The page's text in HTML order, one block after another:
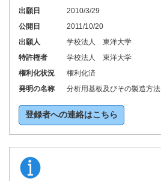
出願日
2010/3/29
公開日
2011/10/20
出願人
学校法人 東洋大学
特許権者
学校法人 東洋大学
権利化状況
権利化済
発明の名称
分析用基板及びその製造方法
登録者への連絡はこちら